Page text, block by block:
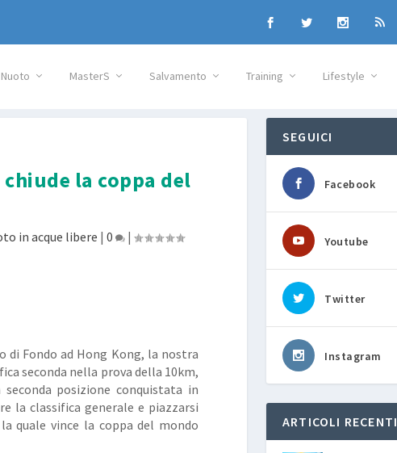
Nuoto MasterS Salvamento Training Lifestyle
la coppa del
in acque libere | 0 |
di Fondo ad Hong Kong, la nostra
seconda nella prova della 10km,
posizione conquistata in
la classifica generale e piazzarsi
quale vince la coppa del mondo
SEGUICI
Facebook
Youtube
Twitter
Instagram
ARTICOLI RECENTI